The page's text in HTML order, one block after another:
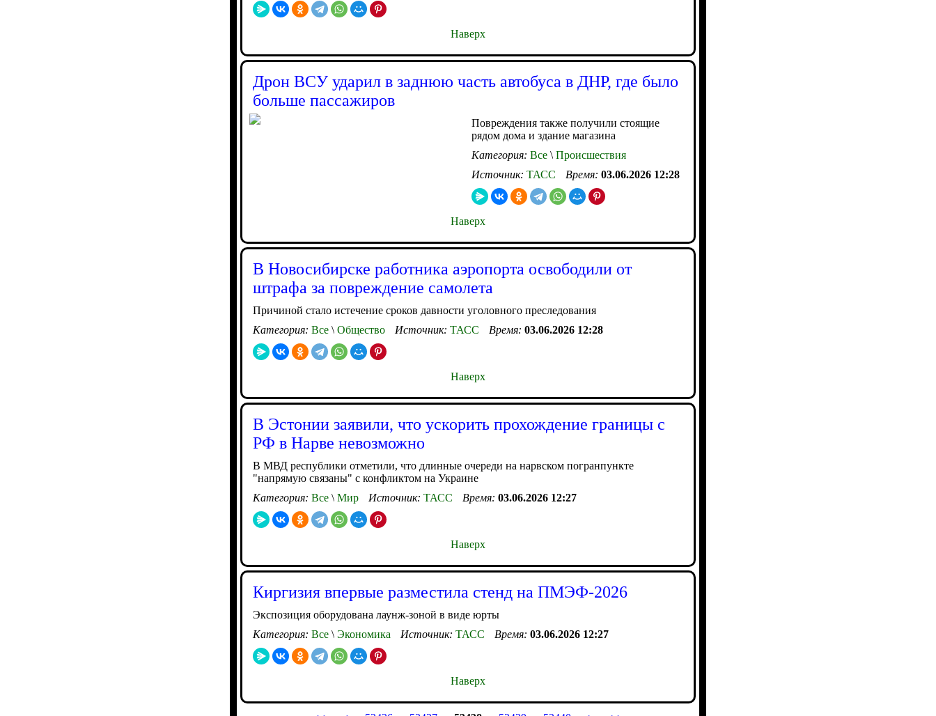
Наверх
Дрон ВСУ ударил в заднюю часть автобуса в ДНР, где было
больше пассажиров
Повреждения также получили стоящие
рядом дома и здание магазина
Категория: Все \ Происшествия
Источник: ТАСС Время: 03.06.2026 12:28
Наверх
В Новосибирске работника аэропорта освободили от
штрафа за повреждение самолета
Причиной стало истечение сроков давности уголовного преследования
Категория: Все \ Общество Источник: ТАСС Время: 03.06.2026 12:28
Наверх
В Эстонии заявили, что ускорить прохождение границы с
РФ в Нарве невозможно
В МВД республики отметили, что длинные очереди на нарвском погранпункте
"напрямую связаны" с конфликтом на Украине
Категория: Все \ Мир Источник: ТАСС Время: 03.06.2026 12:27
Наверх
Киргизия впервые разместила стенд на ПМЭФ-2026
Экспозиция оборудована лаунж-зоной в виде юрты
Категория: Все \ Экономика Источник: ТАСС Время: 03.06.2026 12:27
Наверх